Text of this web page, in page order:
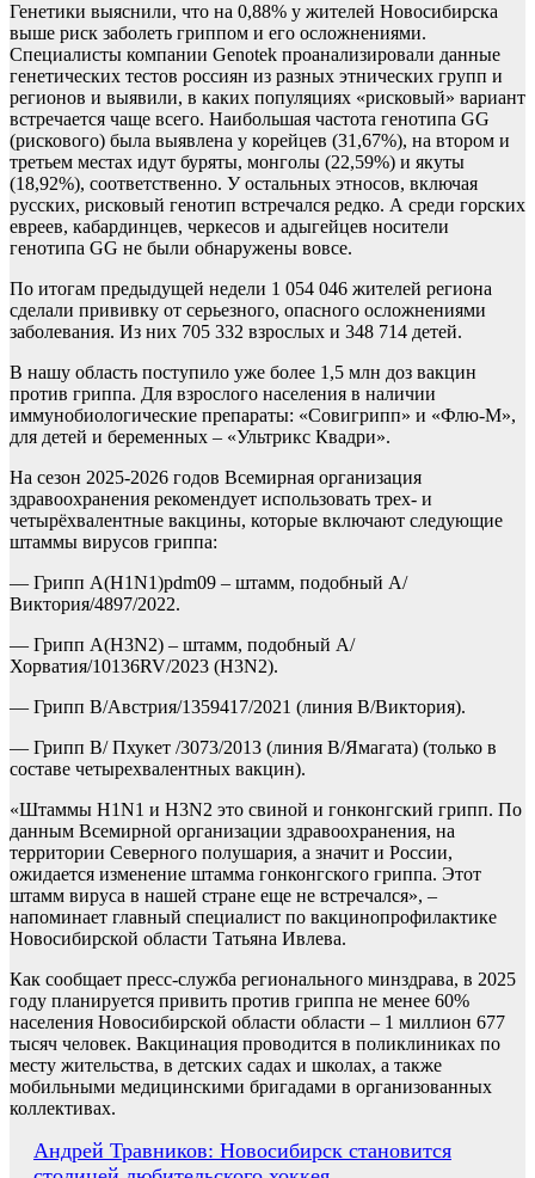
Генетики выяснили, что на 0,88% у жителей Новосибирска
выше риск заболеть гриппом и его осложнениями.
Специалисты компании Genotek проанализировали данные
генетических тестов россиян из разных этнических групп и
регионов и выявили, в каких популяциях «рисковый» вариант
встречается чаще всего. Наибольшая частота генотипа GG
(рискового) была выявлена у корейцев (31,67%), на втором и
третьем местах идут буряты, монголы (22,59%) и якуты
(18,92%), соответственно. У остальных этносов, включая
русских, рисковый генотип встречался редко. А среди горских
евреев, кабардинцев, черкесов и адыгейцев носители
генотипа GG не были обнаружены вовсе.
По итогам предыдущей недели 1 054 046 жителей региона
сделали прививку от серьезного, опасного осложнениями
заболевания. Из них 705 332 взрослых и 348 714 детей.
В нашу область поступило уже более 1,5 млн доз вакцин
против гриппа. Для взрослого населения в наличии
иммунобиологические препараты: «Совигрипп» и «Флю-М»,
для детей и беременных – «Ультрикс Квадри».
На сезон 2025-2026 годов Всемирная организация
здравоохранения рекомендует использовать трех- и
четырёхвалентные вакцины, которые включают следующие
штаммы вирусов гриппа:
— Грипп A(H1N1)pdm09 – штамм, подобный A/
Виктория/4897/2022.
— Грипп A(H3N2) – штамм, подобный A/
Хорватия/10136RV/2023 (H3N2).
— Грипп B/Австрия/1359417/2021 (линия B/Виктория).
— Грипп В/ Пхукет /3073/2013 (линия B/Ямагата) (только в
составе четырехвалентных вакцин).
«Штаммы H1N1 и H3N2 это свиной и гонконгский грипп. По
данным Всемирной организации здравоохранения, на
территории Северного полушария, а значит и России,
ожидается изменение штамма гонконгского гриппа. Этот
штамм вируса в нашей стране еще не встречался», –
напоминает главный специалист по вакцинопрофилактике
Новосибирской области Татьяна Ивлева.
Как сообщает пресс-служба регионального минздрава, в 2025
году планируется привить против гриппа не менее 60%
населения Новосибирской области области – 1 миллион 677
тысяч человек. Вакцинация проводится в поликлиниках по
месту жительства, в детских садах и школах, а также
мобильными медицинскими бригадами в организованных
коллективах.
Навигация
Андрей Травников: Новосибирск становится